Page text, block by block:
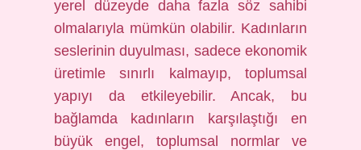
yerel düzeyde daha fazla söz sahibi
olmalarıyla mümkün olabilir. Kadınların
seslerinin duyulması, sadece ekonomik
üretimle sınırlı kalmayıp, toplumsal
yapıyı da etkileyebilir. Ancak, bu
bağlamda kadınların karşılaştığı en
büyük engel, toplumsal normlar ve